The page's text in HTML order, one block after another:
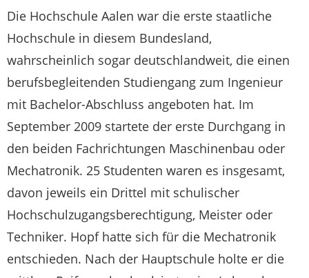
Die Hochschule Aalen war die erste staatliche
Hochschule in diesem Bundesland,
wahrscheinlich sogar deutschlandweit, die einen
berufsbegleitenden Studiengang zum Ingenieur
mit Bachelor-Abschluss angeboten hat. Im
September 2009 startete der erste Durchgang in
den beiden Fachrichtungen Maschinenbau oder
Mechatronik. 25 Studenten waren es insgesamt,
davon jeweils ein Drittel mit schulischer
Hochschulzugangsberechtigung, Meister oder
Techniker. Hopf hatte sich für die Mechatronik
entschieden. Nach der Hauptschule holte er die